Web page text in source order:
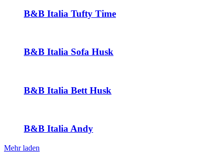
B&B Italia Tufty Time
B&B Italia Sofa Husk
B&B Italia Bett Husk
B&B Italia Andy
Mehr laden